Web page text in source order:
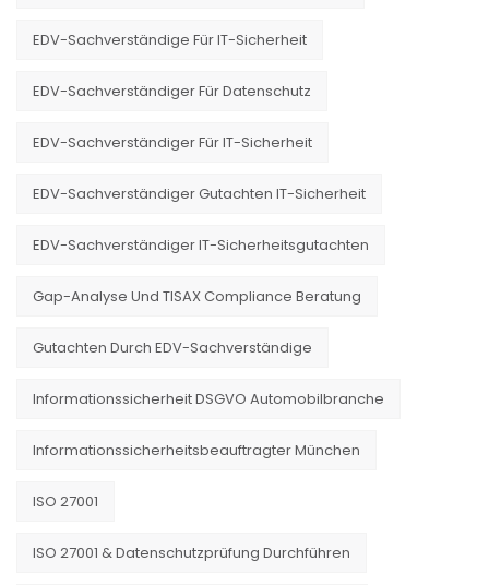
EDV-Sachverständige Für IT-Sicherheit
EDV-Sachverständiger Für Datenschutz
EDV-Sachverständiger Für IT-Sicherheit
EDV-Sachverständiger Gutachten IT-Sicherheit
EDV-Sachverständiger IT-Sicherheitsgutachten
Gap-Analyse Und TISAX Compliance Beratung
Gutachten Durch EDV-Sachverständige
Informationssicherheit DSGVO Automobilbranche
Informationssicherheitsbeauftragter München
ISO 27001
ISO 27001 & Datenschutzprüfung Durchführen